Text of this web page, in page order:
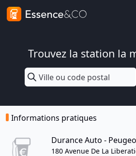
Trouvez la station la
Informations pratiques
Durance Auto -
180 Avenue De La